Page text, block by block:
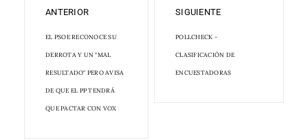
ANTERIOR
EL PSOE RECONOCE SU
DERROTA Y UN "MAL
RESULTADO" PERO AVISA
DE QUE EL PP TENDRÁ
QUE PACTAR CON VOX
SIGUIENTE
POLLCHECK -
CLASIFICACIÓN DE
ENCUESTADORAS